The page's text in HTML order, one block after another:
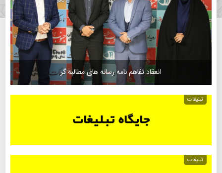
انعقاد تفاهم نامه رسانه های مطالبه گر
تبلیغات
تبلیغات